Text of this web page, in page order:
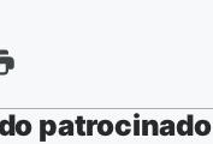
patrocinado